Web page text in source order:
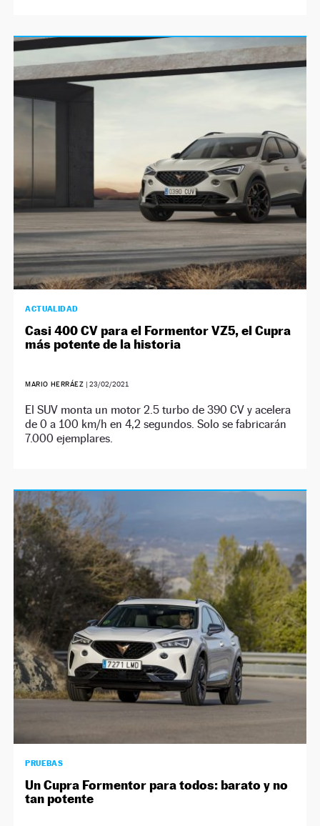
ACTUALIDAD
Casi 400 CV para el Formentor VZ5, el Cupra
más potente de la historia
MARIO HERRÁEZ |23/02/2021
El SUV monta un motor 2.5 turbo de 390 CV y acelera
de 0 a 100 km/h en 4,2 segundos. Solo se fabricarán
7.000 ejemplares.
PRUEBAS
Un Cupra Formentor para todos: barato y no
tan potente